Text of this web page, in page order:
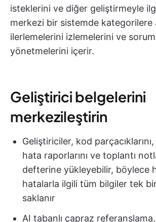
isteklerini ve diğer geliştirmeyle
merkezi bir sistemde kategorilere
ilerlemelerini izlemelerini ve
yönetmelerini içerir.
Geliştirici belgelerini
merkezileştirin
Geliştiriciler, kod
hata raporlarını ve toplantı
defterine yükleyebilir, böylece
hatalarla ilgili tüm bilgiler tek
saklanır
AI tabanlı çapraz